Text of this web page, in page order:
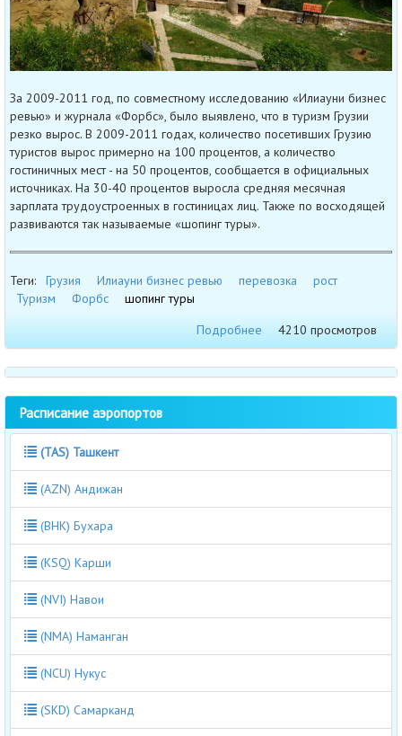
За 2009-2011 год, по совместному исследованию «Илиауни бизнес
ревью» и журнала «Форбс», было выявлено, что в туризм Грузии
резко вырос. В 2009-2011 годах, количество посетивших Грузию
туристов вырос примерно на 100 процентов, а количество
гостиничных мест - на 50 процентов, сообщается в официальных
источниках. На 30-40 процентов выросла средняя месячная
зарплата трудоустроенных в гостиницах лиц. Также по восходящей
развиваются так называемые «шопинг туры».
Теги: Грузия Илиауни бизнес ревью перевозка
рост
Туризм
Форбс
шопинг туры
Подробнее
4210 просмотров
Расписание аэропортов
(TAS) Ташкент
(AZN) Андижан
(BHK) Бухара
(KSQ) Карши
(NVI) Навои
(NMA) Наманган
(NCU) Нукус
(SKD) Самарканд